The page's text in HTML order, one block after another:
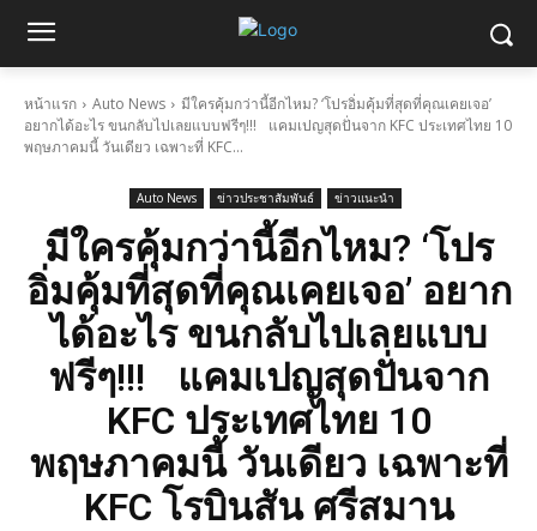
หน้าแรก Auto News
มีใครคุ้มกว่านี้อีกไหม? ‘โปรอิ่มคุ้มที่สุดที่คุณเคยเจอ’
อยากได้อะไร ขนกลับไปเลยแบบฟรีๆ!!! แคมเปญสุดปั่นจาก KFC ประเทศไทย 10
พฤษภาคมนี้ วันเดียว เฉพาะที่ KFC...
Auto News ข่าวประชาสัมพันธ์ ข่าวแนะนำ
มีใครคุ้มกว่านี้อีกไหม? ‘โปร
อิ่มคุ้มที่สุดที่คุณเคยเจอ’ อยาก
ได้อะไร ขนกลับไปเลยแบบ
ฟรีๆ!!! แคมเปญสุดปั่นจาก
KFC ประเทศไทย 10
พฤษภาคมนี้ วันเดียว เฉพาะที่
KFC โรบินสัน ศรีสมาน